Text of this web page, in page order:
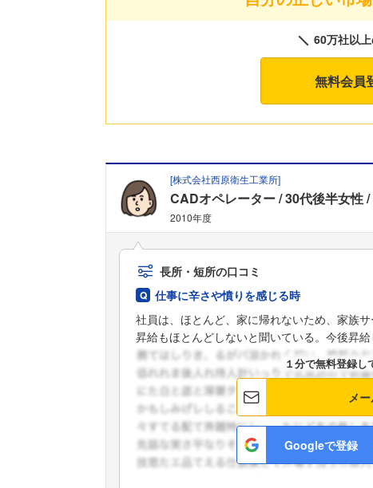
60万社以
無料会員
[株式会社西原衛生工業所]
CADオペレーター 30代後半女性
2010年度
長所・短所の口コミ
仕事に辛さや憤りを感じる時
社員は、ほとんど、家に帰れないため、家族サ
昇給もほとんどしないと聞いている。今後昇
１分で無料登録し
メ
Googleで登録